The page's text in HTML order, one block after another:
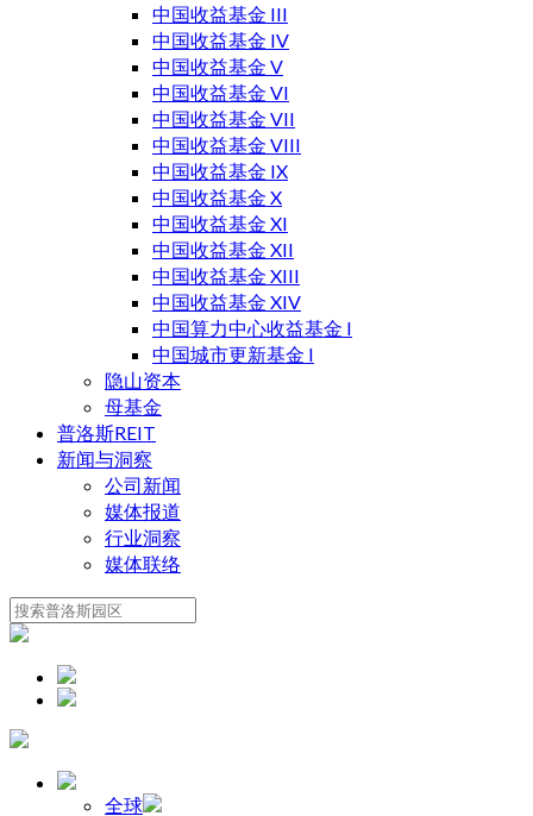
中国收益基金 III
中国收益基金 IV
中国收益基金 V
中国收益基金 VI
中国收益基金 VII
中国收益基金 VIII
中国收益基金 IX
中国收益基金 X
中国收益基金 XI
中国收益基金 XII
中国收益基金 XIII
中国收益基金 XIV
中国算力中心收益基金 I
中国城市更新基金 I
隐山资本
母基金
普洛斯REIT
新闻与洞察
公司新闻
媒体报道
行业洞察
媒体联络
全球